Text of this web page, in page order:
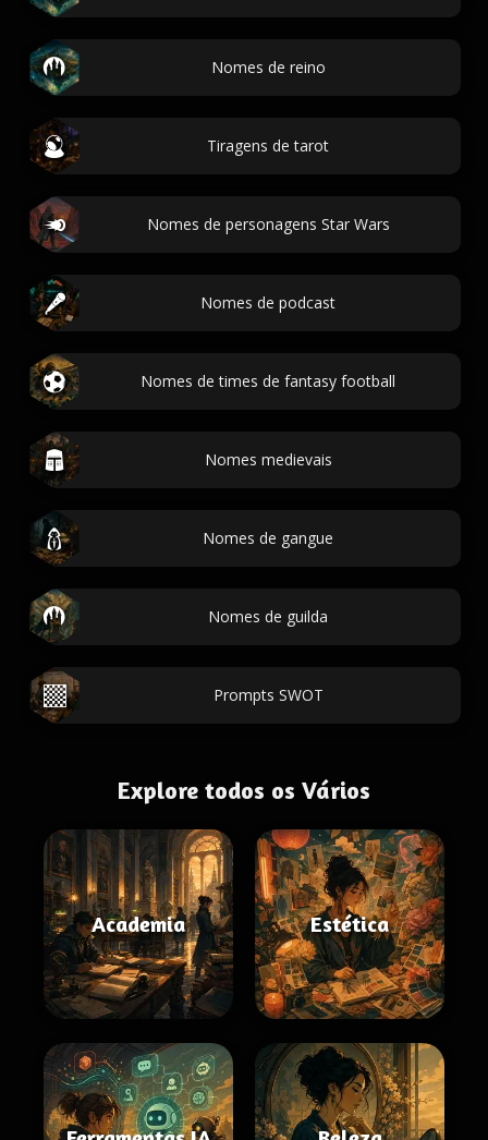
Nomes de reino
Tiragens de tarot
Nomes de personagens Star Wars
Nomes de podcast
Nomes de times de fantasy football
Nomes medievais
Nomes de gangue
Nomes de guilda
Prompts SWOT
Explore todos os Vários
Academia Estética